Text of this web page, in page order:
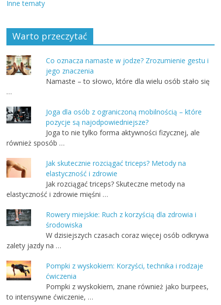
Inne tematy
Warto przeczytać
Co oznacza namaste w jodze? Zrozumienie gestu i
jego znaczenia
Namaste – to słowo, które dla wielu osób stało się
…
Joga dla osób z ograniczoną mobilnością – które
pozycje są najodpowiedniejsze?
Joga to nie tylko forma aktywności fizycznej, ale
również sposób …
Jak skutecznie rozciągać triceps? Metody na
elastyczność i zdrowie
Jak rozciągać triceps? Skuteczne metody na
elastyczność i zdrowie mięśni …
Rowery miejskie: Ruch z korzyścią dla zdrowia i
środowiska
W dzisiejszych czasach coraz więcej osób odkrywa
zalety jazdy na …
Pompki z wyskokiem: Korzyści, technika i rodzaje
ćwiczenia
Pompki z wyskokiem, znane również jako burpees,
to intensywne ćwiczenie, …